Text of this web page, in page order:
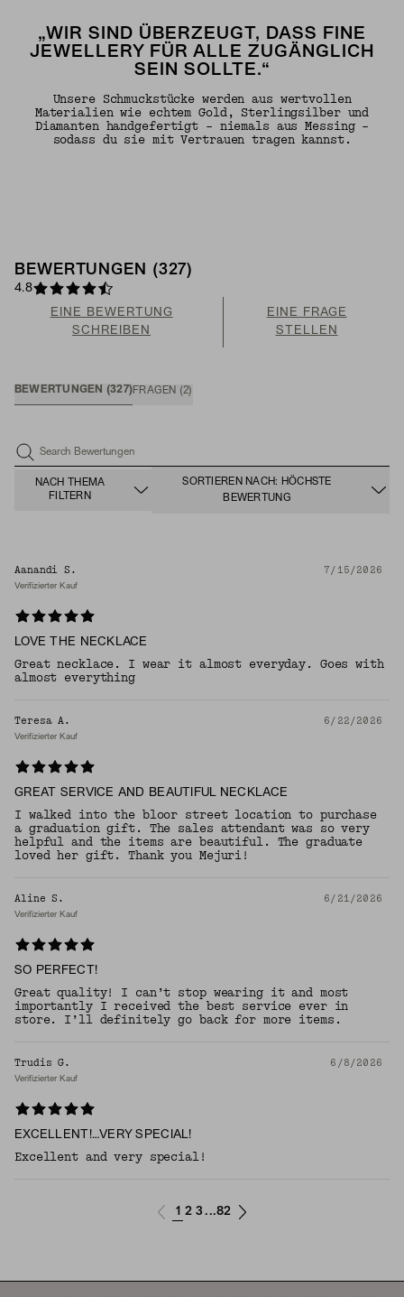
„WIR SIND ÜBERZEUGT, DASS FINE
JEWELLERY FÜR ALLE ZUGÄNGLICH
SEIN SOLLTE.“
Unsere Schmuckstücke werden aus wertvollen
Materialien wie echtem Gold, Sterlingsilber und
Diamanten handgefertigt – niemals aus Messing –
sodass du sie mit Vertrauen tragen kannst.
BEWERTUNGEN (327)
4.8
EINE BEWERTUNG
SCHREIBEN
EINE FRAGE
STELLEN
BEWERTUNGEN (327) FRAGEN (2)
Search Bewertungen
NACH THEMA
FILTERN
SORTIEREN NACH: HÖCHSTE
BEWERTUNG
Aanandi S. 7/15/2026
Verifizierter Kauf
LOVE THE NECKLACE
Great necklace. I wear it almost everyday. Goes with
almost everything
Teresa A. 6/22/2026
Verifizierter Kauf
GREAT SERVICE AND BEAUTIFUL NECKLACE
I walked into the bloor street location to purchase
a graduation gift. The sales attendant was so very
helpful and the items are beautiful. The graduate
loved her gift. Thank you Mejuri!
Aline S. 6/21/2026
Verifizierter Kauf
SO PERFECT!
Great quality! I can’t stop wearing it and most
importantly I received the best service ever in
store. I’ll definitely go back for more items.
Trudis G. 6/8/2026
Verifizierter Kauf
EXCELLENT!…VERY SPECIAL!
Excellent and very special!
1 2 3 ...82